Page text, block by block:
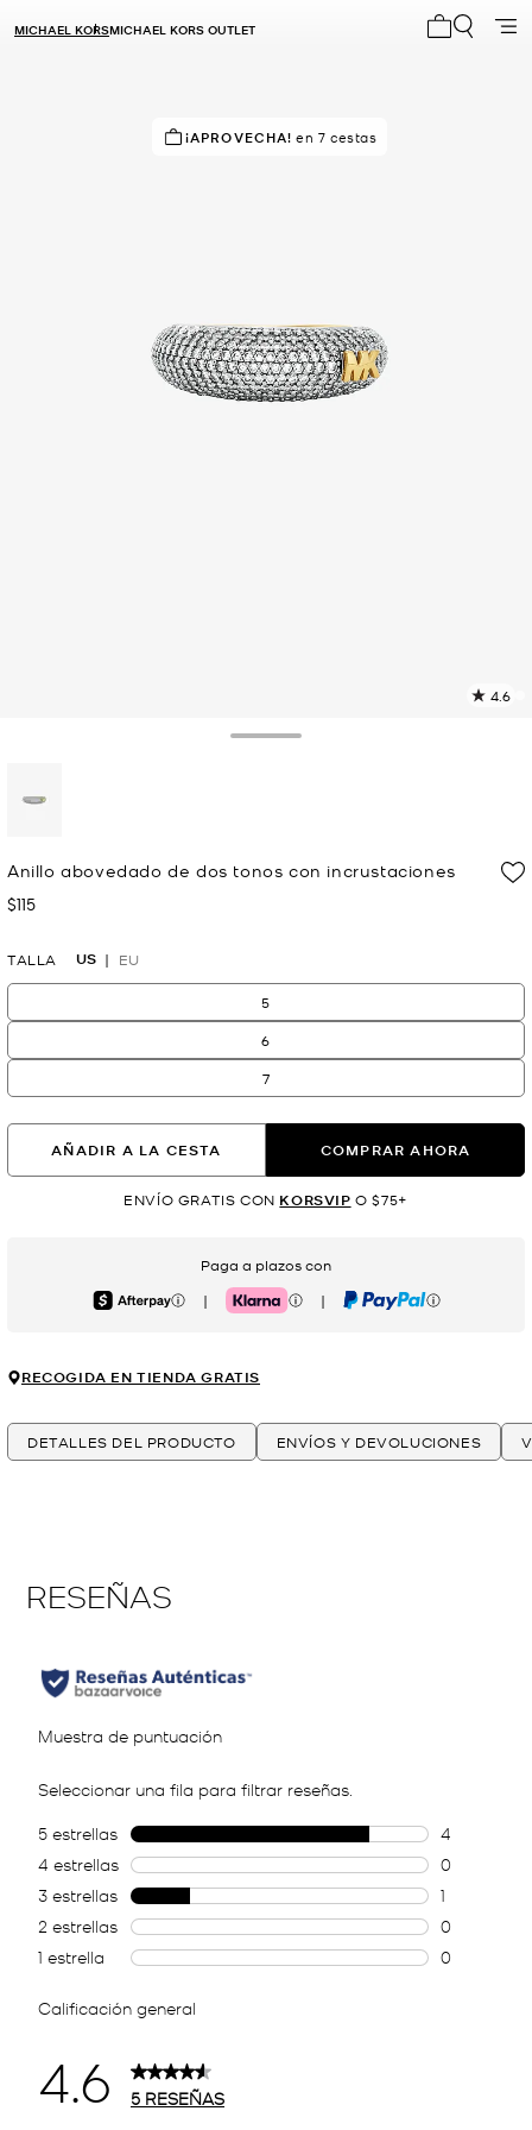
MICHAEL KORSMICHAEL KORS OUTLET
¡APROVECHA! en 7 cestas
4.6
Anillo abovedado de dos tonos con incrustaciones
Ahora
$115
TALLA US EU
5
6
7
AÑADIR A LA CESTA COMPRAR AHORA
ENVÍO GRATIS CON KORSVIP O $75+
Paga a plazos con
Afterpay | Klarna | PayPal
RECOGIDA EN TIENDA GRATIS
DETALLES DEL PRODUCTO ENVÍOS Y DEVOLUCIONES